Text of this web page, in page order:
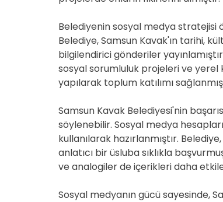
Belediyenin sosyal medya
Belediye, Samsun Kavak'ın tarihi,
bilgilendirici gönderiler
sosyal sorumluluk projeleri ve yerel
yapılarak toplum katılımı
Samsun Kavak Belediyesi'nin
söylenebilir. Sosyal medya
kullanılarak hazırlanmıştır.
anlatıcı bir üsluba sıklıkla
ve analogiler de içerikleri daha
Sosyal medyanın gücü sayesinde,